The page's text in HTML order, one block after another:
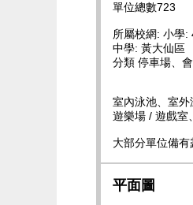
單位總數723
所屬校網: 小學:
中學: 黃大仙區
分類 停車場、
室內泳池、室外
遊樂場 / 遊戲室
大部分單位備
平面圖